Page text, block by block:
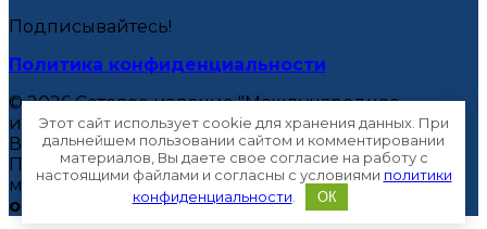
Подписывайтесь!
Политика конфиденциальности
© 2026 Сетевое издание "Международное
информационное агентство "Вектор Вещания".
Все правазащищены.
При
полномиличастичномиспользовании
материалов ссылка на МИА "Вектор Вещания"
обязательна. 16+
Этот сайт использует cookie для хранения данных. При
дальнейшем пользовании сайтом и комментировании
материалов, Вы даете свое согласие на работу с
настоящими файлами и согласны с условиями политики
конфиденциальности
ОК